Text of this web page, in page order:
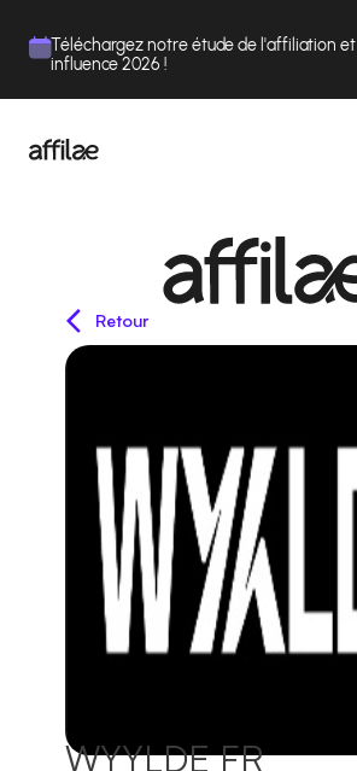
Téléchargez notre étude de l'affiliation et
influence 2026 !
Retour
WYYLDE FR